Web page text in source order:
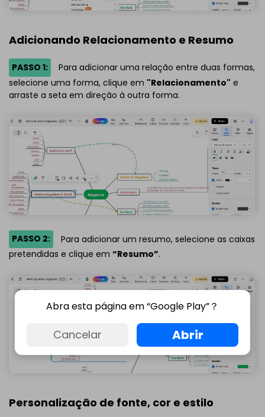
Adicionando Relacionamento e Resumo
PASSO 1:
Para adicionar uma relação entre duas formas,
selecione uma forma, clique em "Relacionamento" e
arraste a seta em direção à outra forma.
PASSO 2:
Para adicionar um resumo, selecione as caixas
pretendidas e clique em “Resumo”.
Personalização de fonte, cor e estilo
Abra esta página em “Google Play”？
Cancelar Abrir